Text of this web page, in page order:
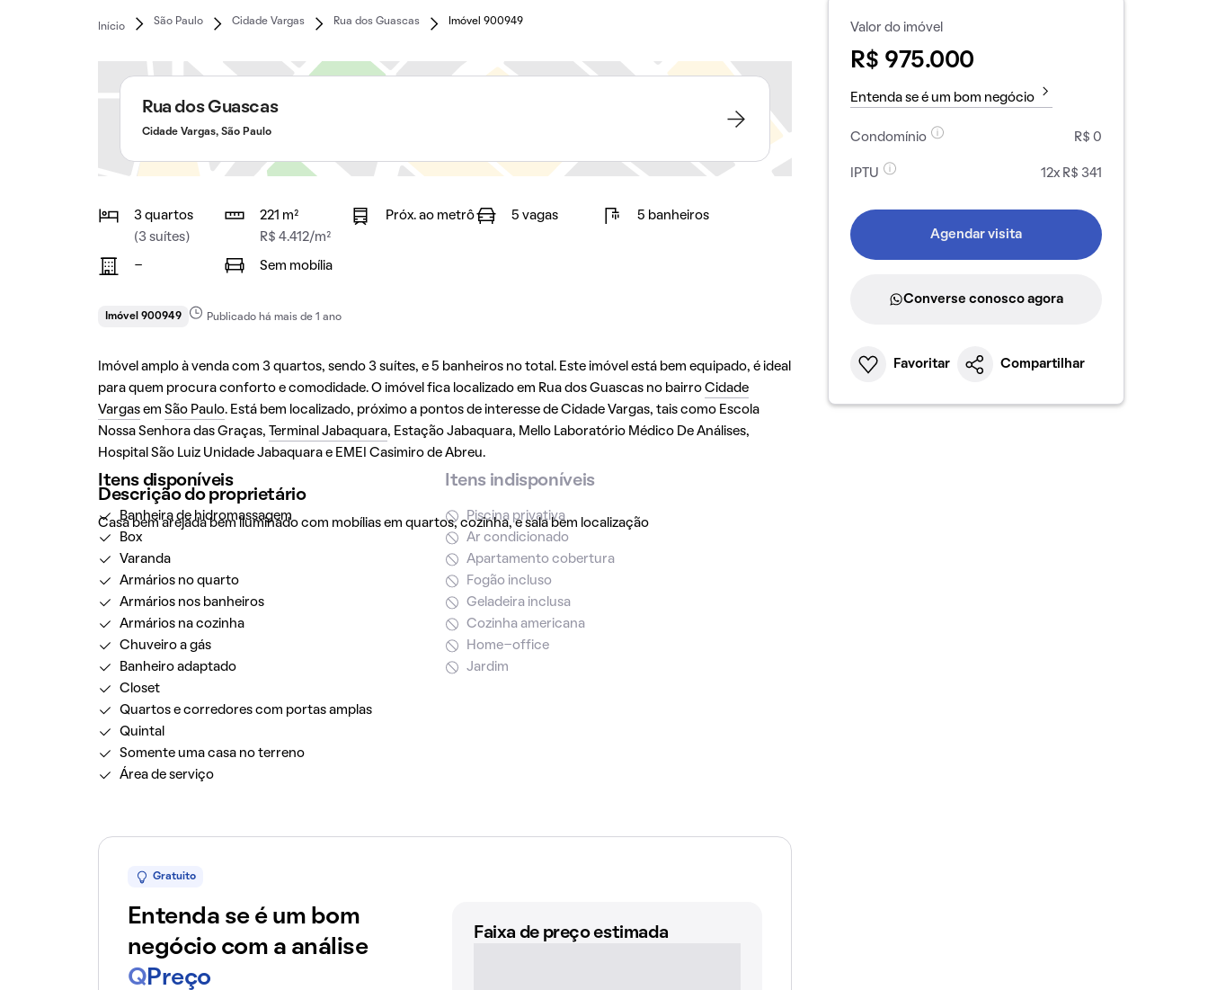
Início
São Paulo Cidade Vargas Rua dos Guascas Imóvel 900949
Rua dos Guascas
Cidade Vargas, São Paulo
3 quartos
(3 suítes)
221 m²
R$ 4.412/m²
Próx. ao metrô 5 vagas 5 banheiros
- Sem mobília
Imóvel 900949 Publicado há mais de 1 ano
Imóvel amplo à venda com 3 quartos, sendo 3 suítes, e 5 banheiros no total. Este imóvel está bem equipado, é ideal
para quem procura conforto e comodidade. O imóvel fica localizado em Rua dos Guascas no bairro Cidade
Vargasem São Paulo. Está bem localizado, próximo a pontos de interesse de Cidade Vargas, tais como Escola
Nossa Senhora das Graças,
Terminal Jabaquara, Estação Jabaquara, Mello Laboratório Médico De Análises,
Hospital São Luiz Unidade Jabaquara e EMEI Casimiro de Abreu.
Descrição do proprietário
Casa bem arejada bem iluminado com mobílias em quartos, cozinha, e sala bem localização
Itens disponíveis
Banheira de hidromassagem
Box
Varanda
Armários no quarto
Armários nos banheiros
Armários na cozinha
Chuveiro a gás
Banheiro adaptado
Closet
Quartos e corredores com portas amplas
Quintal
Somente uma casa no terreno
Área de serviço
Itens indisponíveis
Piscina privativa
Ar condicionado
Apartamento cobertura
Fogão incluso
Geladeira inclusa
Cozinha americana
Home-office
Jardim
Gratuito
Entenda se é um bom
negócio com a análise
Q Preço
Faixa de preço estimada
Valor do imóvel
R$ 975.000
Entenda se é um bom negócio
Condomínio R$ 0
IPTU 12x R$ 341
Agendar visita
Converse conosco agora
Favoritar Compartilhar